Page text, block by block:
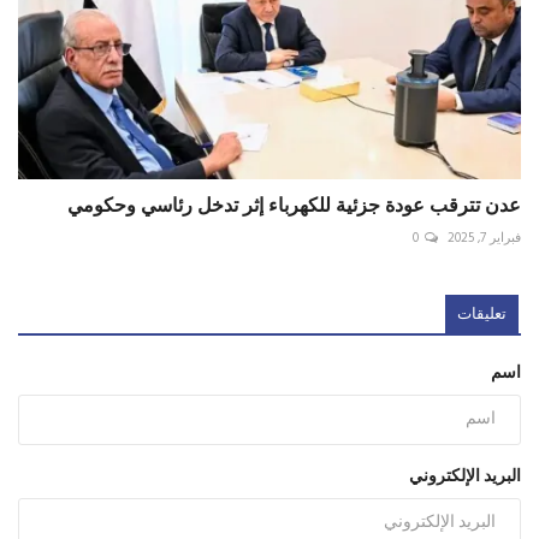
عدن تترقب عودة جزئية للكهرباء إثر تدخل رئاسي وحكومي
فبراير 7, 2025 0
تعليقات
اسم
البريد الإلكتروني